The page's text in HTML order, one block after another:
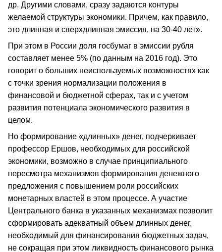
др. Другими словами, сразу задаются контуры
желаемой структуры экономики. Причем, как правило,
это длинная и сверхдлинная эмиссия, на 30-40 лет».
При этом в России доля госбумаг в эмиссии рубля
составляет менее 5% (по данным на 2016 год). Это
говорит о больших неиспользуемых возможностях как
с точки зрения нормализации положения в
финансовой и бюджетной сферах, так и с учетом
развития потенциала экономического развития в
целом.
Но формирование «длинных» денег, подчеркивает
профессор Ершов, необходимых для российской
экономики, возможно в случае принципиального
пересмотра механизмов формирования денежного
предложения с повышением роли российских
монетарных властей в этом процессе. А участие
Центрального банка в указанных механизмах позволит
сформировать адекватный объем длинных денег,
необходимый для финансирования бюджетных задач,
не сокращая при этом ликвидность финансового рынка